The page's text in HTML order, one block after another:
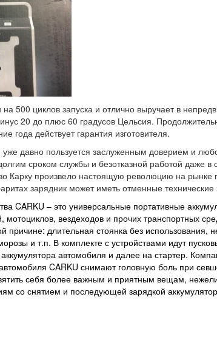
500 циклов запуска и отлично выручает в
20 до плюс 60 градусов Цельсия.
года действует гарантия изготовителя.
давно пользуется заслуженным доверием и
сроком службы и безотказной работой даже
Карку произвело настоящую революцию на рынке
зарядник может иметь отменные
CARKU – это универсальные портативные
мотоциклов, вездеходов и прочих транспортных
причине: длительная стоянка без
и т.п. В комплекте с устройствами идут
автомобиля и далее на стартер.
CARKU снимают головную боль при
себя более важным и приятным вещам,
со снятием и последующей зарядкой